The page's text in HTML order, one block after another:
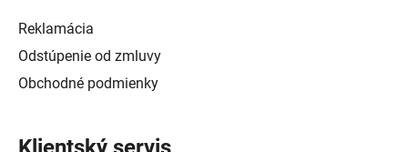
Reklamácia
Odstúpenie od zmluvy
Obchodné podmienky